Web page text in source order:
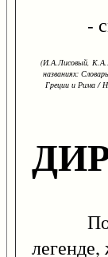
-
(И.А.Лисовый,
названиях:
Греции и Рима /
По